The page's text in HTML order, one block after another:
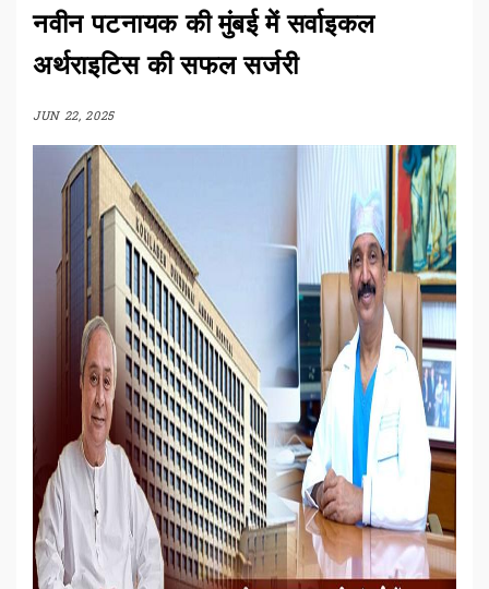
नवीन पटनायक की मुंबई में सर्वाइकल
अर्थराइटिस की सफल सर्जरी
JUN 22, 2025